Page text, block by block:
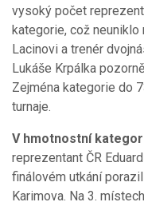
vysoký počet
kategorie, což
Lacinovi a trenér
Lukáše Krpálka
Zejména kategorie do
turnaje.
V hmotnostní
reprezentant ČR
finálovém utkání
Karimova. Na 3.